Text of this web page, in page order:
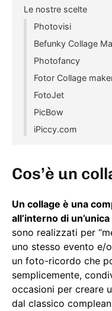
Le nostre scelte
Photovisi
Befunky Collage
Photofancy
Fotor Collage
FotoJet
PicBow
iPiccy.com
Cos’è un
Un collage è una
all’interno di
sono realizzati per
uno stesso evento e/
un foto-ricordo che
semplicemente,
occasioni per creare
dal classico